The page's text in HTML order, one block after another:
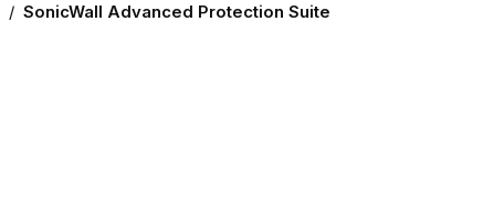
/ SonicWall Advanced Protection Suite